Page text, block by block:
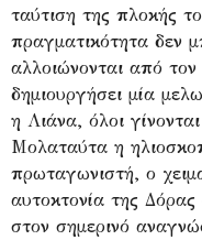
ταύτιση της πλοκής
πραγματικότητα δεν
αλλοιώνονται από
δημιουργήσει μία
η Λιάνα, όλοι
Μολαταύτα η
πρωταγωνιστή, ο
αυτοκτονία της
στον σημερινό